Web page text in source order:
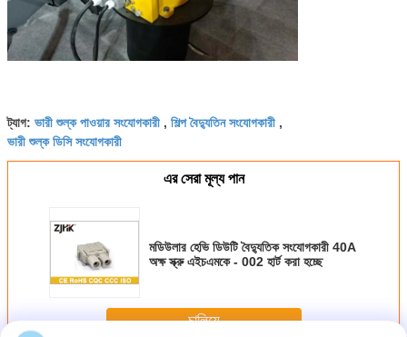
ট্যাগ: ভারী শুল্ক পাওয়ার সংযোগকারী , শিল্প বৈদ্যুতিন সংযোগকারী ,
ভারী শুল্ক ডিসি সংযোগকারী
এর সেরা মূল্য পান
মডিউলার হেভি ডিউটি ​​বৈদ্যুতিক সংযোগকারী 40A
অক্ষ স্ক্রু এইচএমকে - 002 হার্ট করা হচ্ছে
চালিয়ে